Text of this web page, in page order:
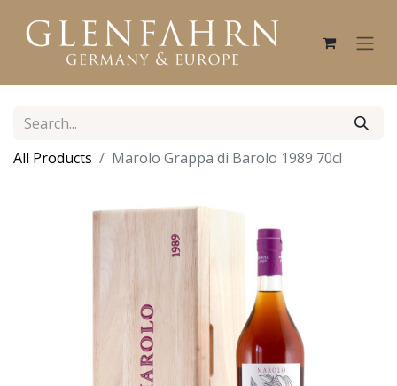
All Products Marolo Grappa di Barolo 1989 70cl